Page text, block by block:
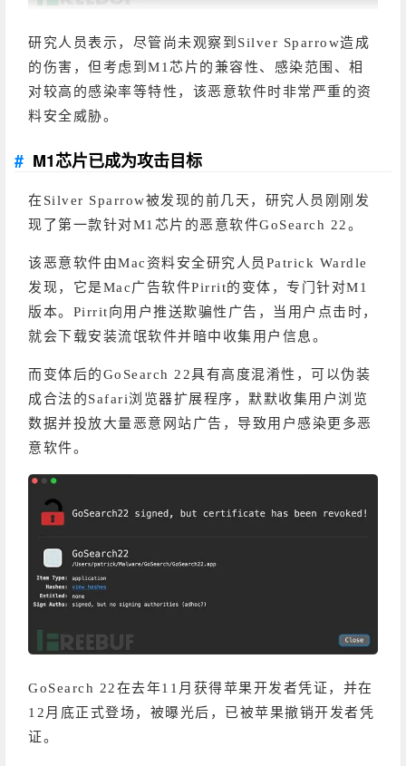
研究人员表示，尽管尚未观察到Silver Sparrow造成
的伤害，但考虑到M1芯片的兼容性、感染范围、相
对较高的感染率等特性，该恶意软件时非常严重的资
料安全威胁。
M1芯片已成为攻击目标
在Silver Sparrow被发现的前几天，研究人员刚刚发
现了第一款针对M1芯片的恶意软件GoSearch 22。
该恶意软件由Mac资料安全研究人员Patrick Wardle
发现，它是Mac广告软件Pirrit的变体，专门针对M1
版本。Pirrit向用户推送欺骗性广告，当用户点击时，
就会下载安装流氓软件并暗中收集用户信息。
而变体后的GoSearch 22具有高度混淆性，可以伪装
成合法的Safari浏览器扩展程序，默默收集用户浏览
数据并投放大量恶意网站广告，导致用户感染更多恶
意软件。
GoSearch 22在去年11月获得苹果开发者凭证，并在
12月底正式登场，被曝光后，已被苹果撤销开发者凭
证。